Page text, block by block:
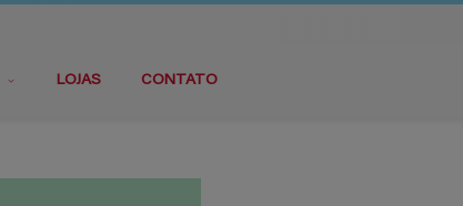
LOJAS CONTATO